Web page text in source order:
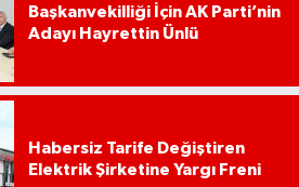
Başkanvekilliği İçin AK Parti’nin
Adayı Hayrettin Ünlü
Habersiz Tarife Değiştiren
Elektrik Şirketine Yargı Freni